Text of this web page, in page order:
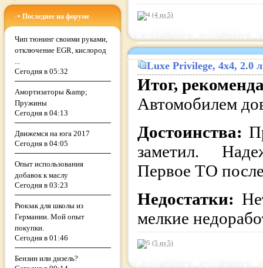
Последнее на форуме
Чип тюнинг своими руками,
отключение EGR, кислород
...
Сегодня в 05:32
Амортизаторы &amp;
Пружины
Сегодня в 04:13
Движемся на юга 2017
Сегодня в 04:05
Опыт использования
добавок к маслу
Сегодня в 03:23
Рюкзак для школы из
Германии. Мой опыт
покупки.
Сегодня в 01:46
Бензин или дизель?
(4 из 5)
Luxe Privilege, 4x4, 2.0
Итог,
Автомобилем
Достоинства:
заметил.
Первое ТО
Недостатки:
мелкие
(5 из 5)